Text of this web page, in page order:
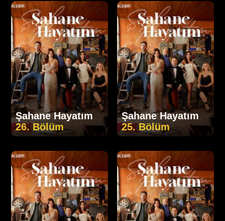
Şahane Hayatım
26. Bölüm
Şahane Hayatım
25. Bölüm